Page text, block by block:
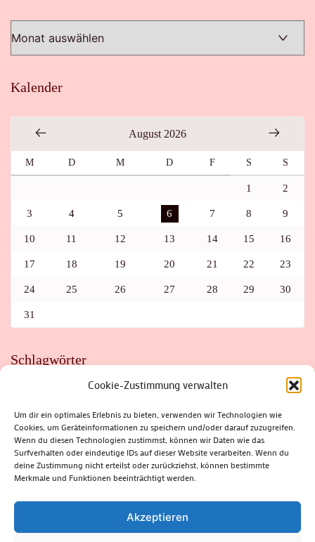
Cookie-Zustimmung verwalten
Um dir ein optimales Erlebnis zu bieten, verwenden wir Technologien wie
Cookies, um Geräteinformationen zu speichern und/oder darauf zuzugreifen.
Wenn du diesen Technologien zustimmst, können wir Daten wie das
Surfverhalten oder eindeutige IDs auf dieser Website verarbeiten. Wenn du
deine Zustimmung nicht erteilst oder zurückziehst, können bestimmte
Merkmale und Funktionen beeinträchtigt werden.
Akzeptieren
Kalender
August 2026
M D M D F S S
1 2
3 4 5 6 7 8 9
10 11 12 13 14 15 16
17 18 19 20 21 22 23
24 25 26 27 28 29 30
31
Schlagwörter
FAHRRAD
FLOHMARKT FOLK GEWINNSPIEL
HITZE
HITZEFALLE AUTO
IRISH DANCE JAZZ
KABARETT
KINDER
KIRMES KLASSIK
KLEINE SUHLER REIHE
KRIMI
KULTUR LESUNG LOTTO
MEININGEN
PARASITEN
PILZE SCHLEUSINGEN
SCHULWEG
SOMMERFERIEN
SPORT SRH
STADTFEST
STADTMARKETING
STRASSENSPERRUNG
SUHL
SUHLER FRÜHLING
SUHLER STADTMARKETING
THÜRINGER WALD
ZELLA-MEHLIS